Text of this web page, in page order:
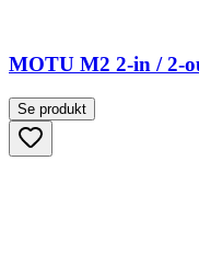
MOTU M2 2-in / 2-
Se produkt